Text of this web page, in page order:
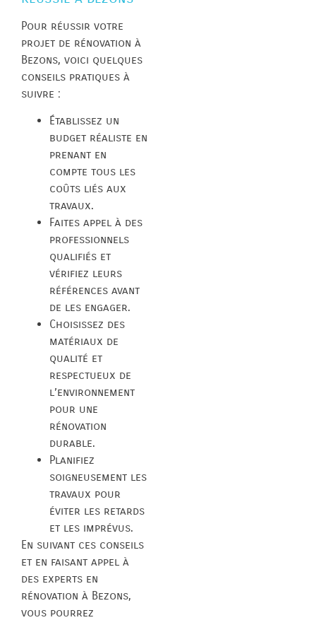
Pour réussir votre
projet de rénovation à
Bezons, voici quelques
conseils pratiques à
suivre :
Établissez un
budget réaliste en
prenant en
compte tous les
coûts liés aux
travaux.
Faites appel à des
professionnels
qualifiés et
vérifiez leurs
références avant
de les engager.
Choisissez des
matériaux de
qualité et
respectueux de
l’environnement
pour une
rénovation
durable.
Planifiez
soigneusement les
travaux pour
éviter les retards
et les imprévus.
En suivant ces conseils
et en faisant appel à
des experts en
rénovation à Bezons,
vous pourrez